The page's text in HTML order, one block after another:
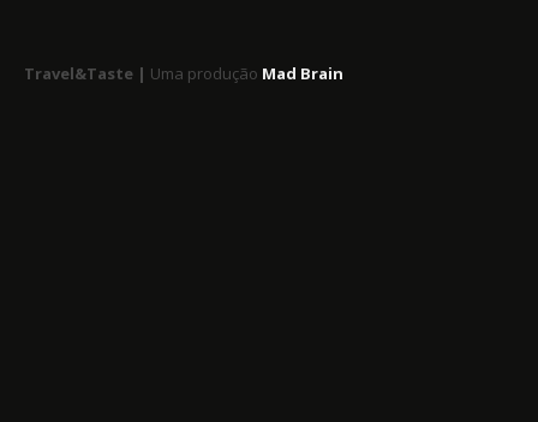
Travel&Taste | Uma produção Mad Brain